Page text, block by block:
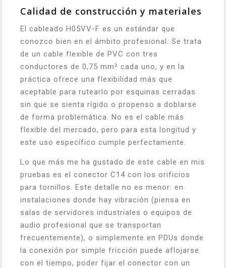
Calidad de construcción y materiales
El cableado H05VV-F es un estándar que
conozco bien en el ámbito profesional. Se trata
de un cable flexible de PVC con tres
conductores de 0,75 mm² cada uno, y en la
práctica ofrece una flexibilidad más que
aceptable para rutearlo por esquinas cerradas
sin que se sienta rígido o propenso a doblarse
de forma problemática. No es el cable más
flexible del mercado, pero para esta longitud y
este uso específico cumple perfectamente.
Lo que más me ha gustado de este cable en mis
pruebas es el conector C14 con los orificios
para tornillos. Este detalle no es menor: en
instalaciones donde hay vibración (piensa en
salas de servidores industriales o equipos de
audio profesional que se transportan
frecuentemente), o simplemente en PDUs donde
la conexión por simple fricción puede aflojarse
con el tiempo, poder fijar el conector con un